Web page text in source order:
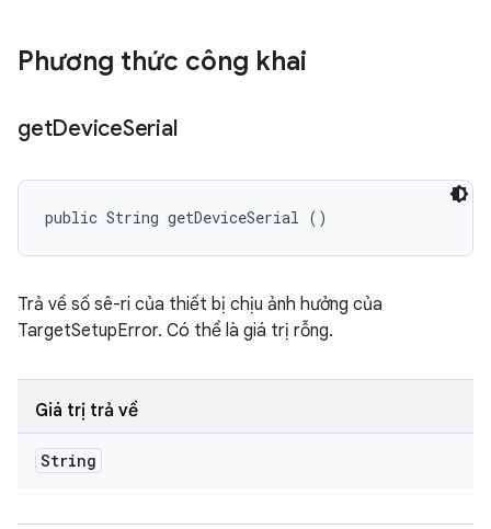
Phương thức công khai
getDeviceSerial
public String getDeviceSerial ()
Trả về số sê-ri của thiết bị chịu ảnh hưởng của
TargetSetupError. Có thể là giá trị rỗng.
Giá trị trả về
String